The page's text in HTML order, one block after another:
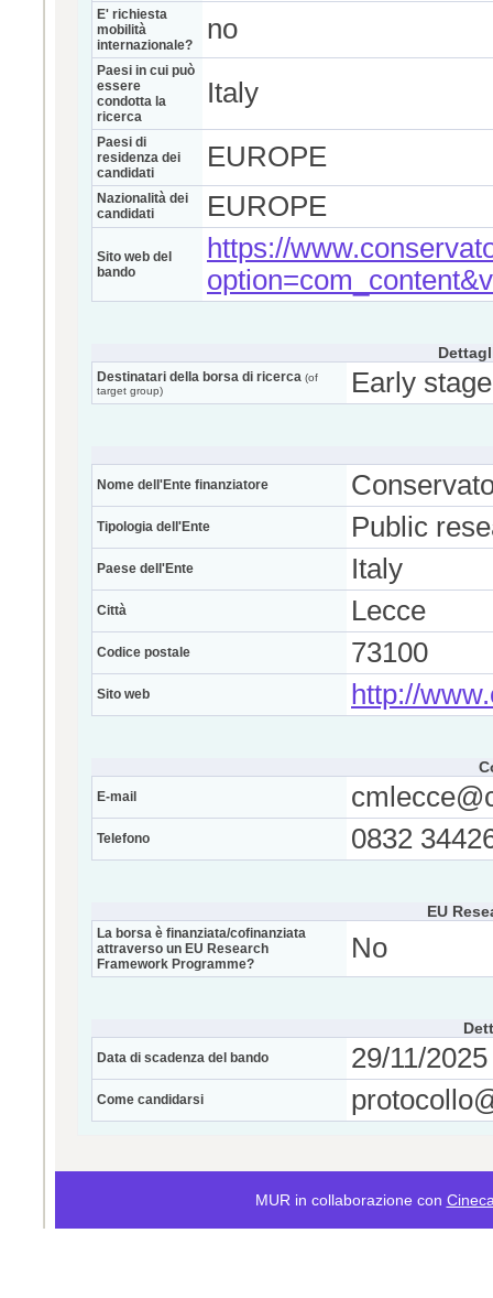
E' richiesta
mobilità
internazionale?
no
Paesi in cui può
essere
condotta la
ricerca
Italy
Paesi di
residenza dei
candidati
EUROPE
Nazionalità dei
candidati
EUROPE
Sito web del
bando
https://
Destinatari della borsa di ricerca (of
target group)
Early
Nome dell'Ente finanziatore
Tipologia dell'Ente Public
Paese dell'Ente Italy
Città Lecce
Codice postale 73100
Sito web http://
E-mail
Telefono 0832
EU
La borsa è finanziata/cofinanziata
attraverso un EU Research
Framework Programme?
No
Data di scadenza del bando 29/11/
Come candidarsi
MUR in collaborazione con